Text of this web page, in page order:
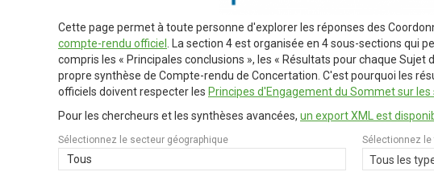
Cette page permet à toute personne d'explorer les réponses des
compte-rendu officiel . La section 4 est organisée en 4 sous-sections qui
compris les « Principales conclusions », les « Résultats pour chaque
propre synthèse de Compte-rendu de Concertation. C'est pourquoi les
officiels doivent respecter les Principes d'Engagement du Sommet sur
Pour les chercheurs et les synthèses avancées, un export XML est
Sélectionnez le secteur géographique
Tous
Sélectionnez le
Tous les